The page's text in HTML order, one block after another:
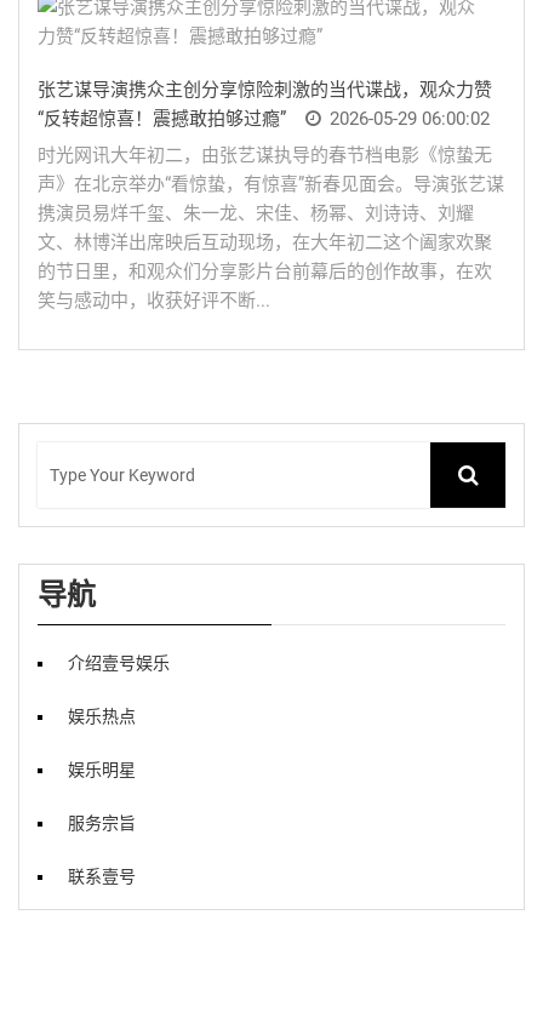
张艺谋导演携众主创分享惊险刺激的当代谍战，观众力赞
“反转超惊喜！震撼敢拍够过瘾”
2026-05-29 06:00:02
时光网讯大年初二，由张艺谋执导的春节档电影《惊蛰无
声》在北京举办“看惊蛰，有惊喜”新春见面会。导演张艺谋
携演员易烊千玺、朱一龙、宋佳、杨幂、刘诗诗、刘耀
文、林博洋出席映后互动现场，在大年初二这个阖家欢聚
的节日里，和观众们分享影片台前幕后的创作故事，在欢
笑与感动中，收获好评不断...
导航
介绍壹号娱乐
娱乐热点
娱乐明星
服务宗旨
联系壹号